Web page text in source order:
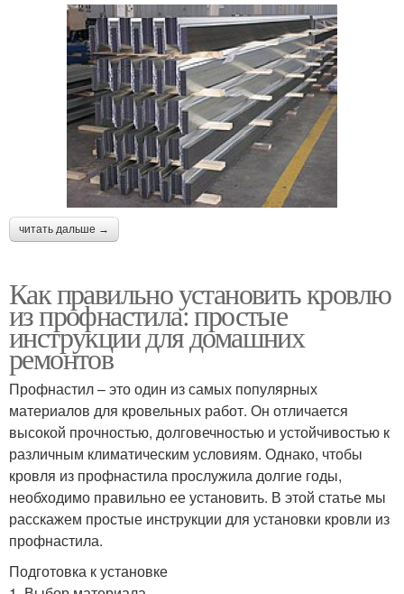
читать дальше →
Как правильно установить кровлю
из профнастила: простые
инструкции для домашних
ремонтов
Профнастил – это один из самых популярных
материалов для кровельных работ. Он отличается
высокой прочностью, долговечностью и устойчивостью к
различным климатическим условиям. Однако, чтобы
кровля из профнастила прослужила долгие годы,
необходимо правильно ее установить. В этой статье мы
расскажем простые инструкции для установки кровли из
профнастила.
Подготовка к установке